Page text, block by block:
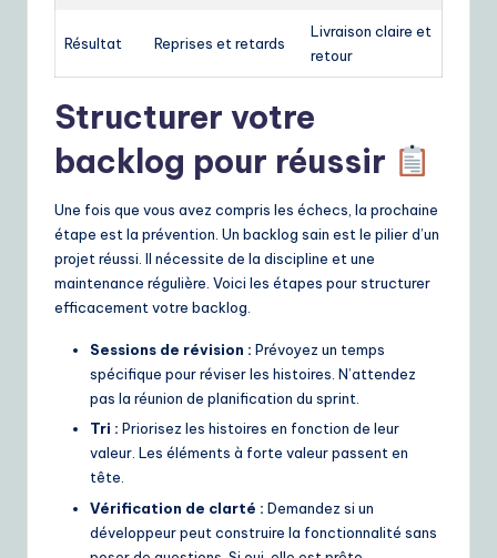
Résultat Reprises et retards
Livraison claire et
retour
Structurer votre
backlog pour réussir
Une fois que vous avez compris les échecs, la prochaine
étape est la prévention. Un backlog sain est le pilier d’un
projet réussi. Il nécessite de la discipline et une
maintenance régulière. Voici les étapes pour structurer
efficacement votre backlog.
Sessions de révision : Prévoyez un temps
spécifique pour réviser les histoires. N’attendez
pas la réunion de planification du sprint.
Tri : Priorisez les histoires en fonction de leur
valeur. Les éléments à forte valeur passent en
tête.
Vérification de clarté : Demandez si un
développeur peut construire la fonctionnalité sans